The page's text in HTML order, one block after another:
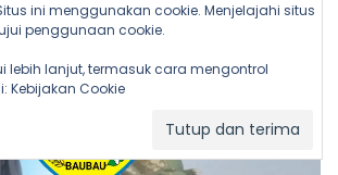
ini menggunakan cookie. Menjelajahi situs
penggunaan cookie.
lebih lanjut, termasuk cara mengontrol
Kebijakan Cookie